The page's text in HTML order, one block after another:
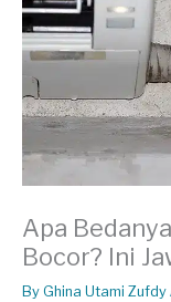
Apa
Bocor? Ini
By Ghina Utami Zufdy